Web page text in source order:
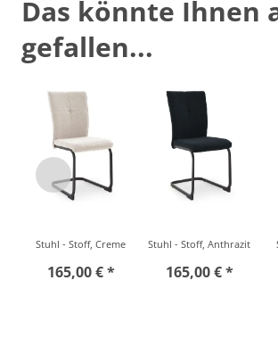
Das könnte Ihnen
gefallen...
Stuhl - Stoff, Creme
165,00 € *
Stuhl - Stoff, Anthrazit
165,00 € *